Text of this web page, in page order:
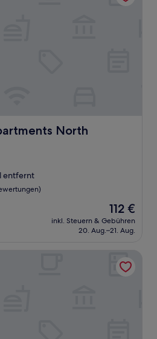
North
North Melbourne
entfernt
Der
Preis
beträgt
112 €
inkl. Steuern & Gebühren
20. Aug.–21. Aug.